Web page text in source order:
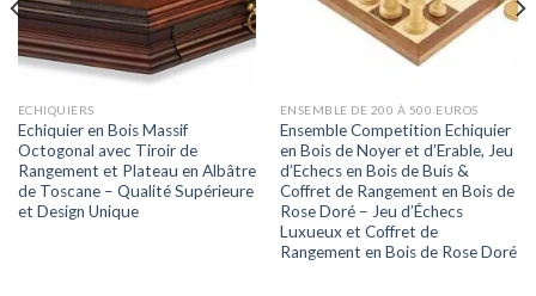
ECHIQUIERS
Echiquier en Bois Massif
Octogonal avec Tiroir de
Rangement et Plateau en Albâtre
de Toscane – Qualité Supérieure
et Design Unique
ENSEMBLE DE 200 À 500 EUROS
Ensemble Competition Echiquier
en Bois de Noyer et d’Erable, Jeu
d’Echecs en Bois de Buis &
Coffret de Rangement en Bois de
Rose Doré – Jeu d’Échecs
Luxueux et Coffret de
Rangement en Bois de Rose Doré